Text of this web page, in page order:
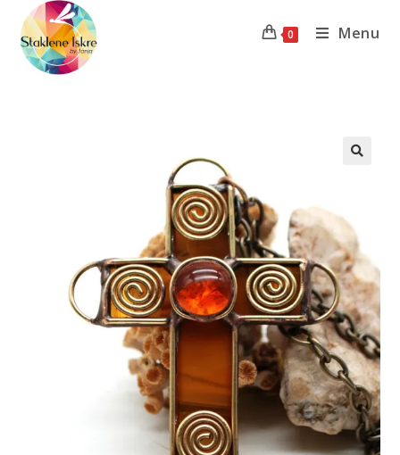
0 Menu
Previous Product